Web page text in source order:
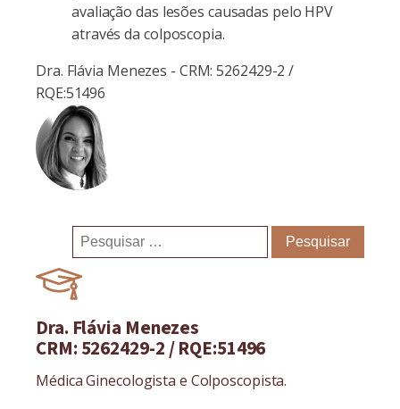
avaliação das lesões causadas pelo HPV
através da colposcopia.
Dra. Flávia Menezes - CRM: 5262429-2 /
RQE:51496
Pesquisar
por:
Dra. Flávia Menezes
CRM: 5262429-2 / RQE:51496
Médica Ginecologista e Colposcopista.